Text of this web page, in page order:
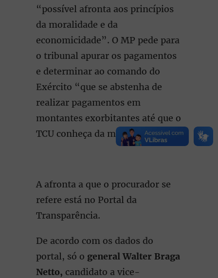
“possível afronta aos princípios
da moralidade e da
economicidade”. O MP pede para
o tribunal apurar os pagamentos
e determinar ao comando do
Exército “que se abstenha de
realizar pagamentos em
montantes exorbitantes até que o
TCU conheça da matéria.”
A afronta a que o procurador se
refere está no Portal da
Transparência.
De acordo com os dados do
portal, só o general Walter Braga
Netto, candidato a vice-